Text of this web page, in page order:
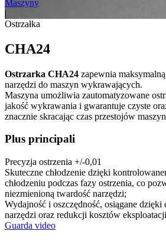
Maszyny
|
Ostrzałka
CHA24
Ostrzarka CHA24 zapewnia
narzędzi do maszyn wykrawających.
Maszyna umożliwia zautomatyzowane
jakość wykrawania i gwarantuje czyste
znacznie skracając czas przestojów
Plus principali
Precyzja ostrzenia +/-0,01
Skuteczne chłodzenie dzięki
chłodzeniu podczas fazy ostrzenia, co
niezmienioną twardość narzędzi;
Wydajność i oszczędność, osiągane dzięki
narzędzi oraz redukcji kosztów
Guarda video